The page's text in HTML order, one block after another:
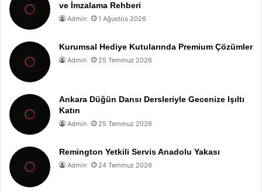
ve İmzalama Rehberi
Admin 1 Ağustos 2026
Kurumsal Hediye Kutularında Premium Çözümler
Admin 25 Temmuz 2026
Ankara Düğün Dansı Dersleriyle Gecenize Işıltı
Katın
Admin 25 Temmuz 2026
Remington Yetkili Servis Anadolu Yakası
Admin 24 Temmuz 2026